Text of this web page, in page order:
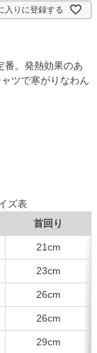
入りに登録する
番。発熱効果のあ
ツで寒がりなわん
ズ表
首回り
21cm
23cm
26cm
26cm
29cm